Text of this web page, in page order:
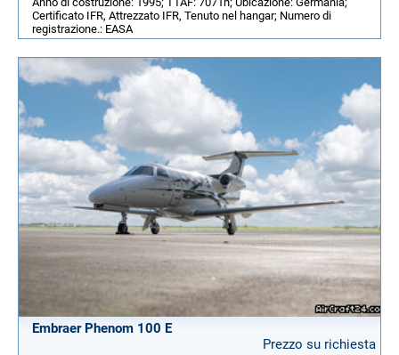
Certificato IFR, Attrezzato IFR, Tenuto nel hangar; Numero di
registrazione.: EASA
Embraer Phenom 100 E
Prezzo su richiesta